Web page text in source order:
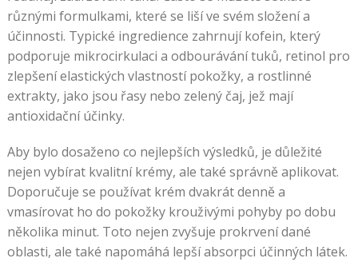
různými formulkami, které se liší ve svém složení a
účinnosti. Typické ingredience zahrnují kofein, který
podporuje mikrocirkulaci a odbourávání tuků, retinol pro
zlepšení elastických vlastností pokožky, a rostlinné
extrakty, jako jsou řasy nebo zelený čaj, jež mají
antioxidační účinky.
Aby bylo dosaženo co nejlepších výsledků, je důležité
nejen vybírat kvalitní krémy, ale také správně aplikovat.
Doporučuje se používat krém dvakrát denně a
vmasírovat ho do pokožky krouživými pohyby po dobu
několika minut. Toto nejen zvyšuje prokrvení dané
oblasti, ale také napomáhá lepší absorpci účinných látek.